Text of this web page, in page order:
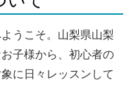
うこそ。山梨県山梨
子様から、初心者の
に日々レッスンして